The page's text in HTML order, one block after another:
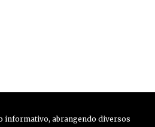
informativo, abrangendo diversos